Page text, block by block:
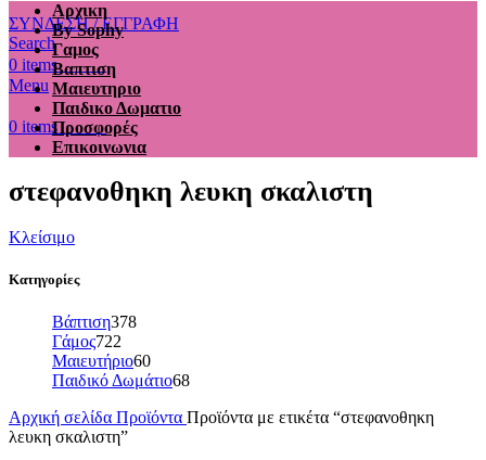
ΣΥΝΔΕΣΗ / ΕΓΓΡΑΦΗ
Search
0 items €0.00
Menu
0 items €0.00
Αρχικη
By Sophy
Γαμος
Βαπτιση
Μαιευτηριο
Παιδικο Δωματιο
Προσφορές
Επικοινωνια
στεφανοθηκη λευκη σκαλιστη
Κλείσιμο
Κατηγορίες
Βάπτιση378
Γάμος722
Μαιευτήριο60
Παιδικό Δωμάτιο68
Αρχική σελίδα Προϊόντα Προϊόντα με ετικέτα “στεφανοθηκη
λευκη σκαλιστη”